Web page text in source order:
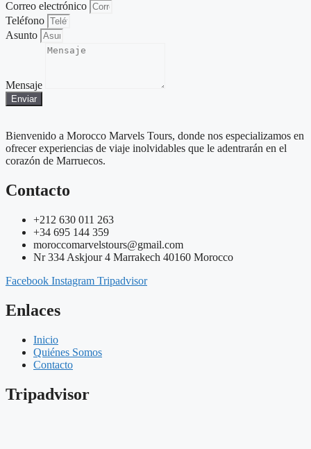
Correo electrónico
Teléfono
Asunto
Mensaje
Enviar
Bienvenido a Morocco Marvels Tours, donde nos especializamos en
ofrecer experiencias de viaje inolvidables que le adentrarán en el
corazón de Marruecos.
Contacto
+212 630 011 263
+34 695 144 359
moroccomarvelstours@gmail.com
Nr 334 Askjour 4 Marrakech 40160 Morocco
Facebook Instagram Tripadvisor
Enlaces
Inicio
Quiénes Somos
Contacto
Tripadvisor